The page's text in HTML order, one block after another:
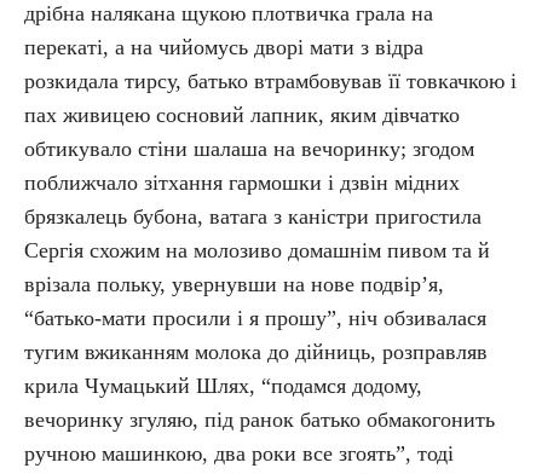
дрібна налякана щукою плотвичка грала на
перекаті, а на чийомусь дворі мати з відра
розкидала тирсу, батько втрамбовував її товкачкою і
пах живицею сосновий лапник, яким дівчатко
обтикувало стіни шалаша на вечоринку; згодом
поближчало зітхання гармошки і дзвін мідних
брязкалець бубона, ватага з каністри пригостила
Сергія схожим на молозиво домашнім пивом та й
врізала польку, увернувши на нове подвір’я,
“батько-мати просили і я прошу”, ніч обзивалася
тугим вжиканням молока до дійниць, розправляв
крила Чумацький Шлях, “подамся додому,
вечоринку згуляю, під ранок батько обмакогонить
ручною машинкою, два роки все згоять”, тоді